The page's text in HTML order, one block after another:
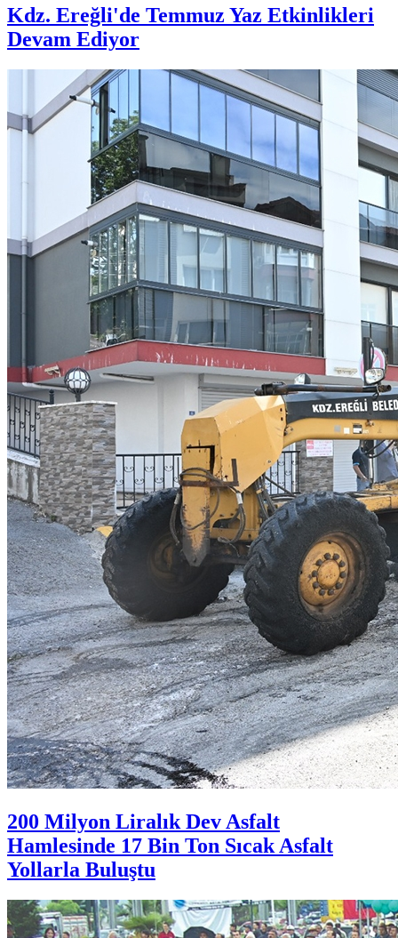
Kdz. Ereğli'de Temmuz Yaz Etkinlikleri
Devam Ediyor
200 Milyon Liralık Dev Asfalt
Hamlesinde 17 Bin Ton Sıcak Asfalt
Yollarla Buluştu